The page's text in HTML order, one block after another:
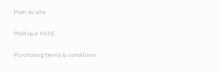
Plan du site
Politique HSSE
Purchasing terms & conditions